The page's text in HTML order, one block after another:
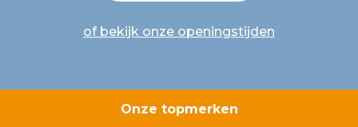
of bekijk onze openingstijden
Onze topmerken